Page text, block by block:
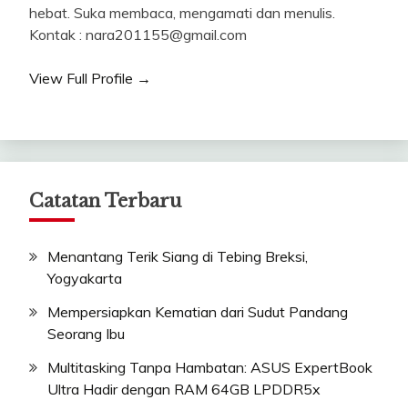
hebat. Suka membaca, mengamati dan menulis.
Kontak : nara201155@gmail.com
View Full Profile →
Catatan Terbaru
Menantang Terik Siang di Tebing Breksi,
Yogyakarta
Mempersiapkan Kematian dari Sudut Pandang
Seorang Ibu
Multitasking Tanpa Hambatan: ASUS ExpertBook
Ultra Hadir dengan RAM 64GB LPDDR5x